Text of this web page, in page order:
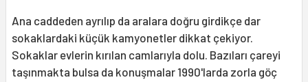
Ana caddeden ayrılıp da aralara doğru girdikçe dar
sokaklardaki küçük kamyonetler dikkat çekiyor.
Sokaklar evlerin kırılan camlarıyla dolu. Bazıları çareyi
taşınmakta bulsa da konuşmalar 1990'larda zorla göç